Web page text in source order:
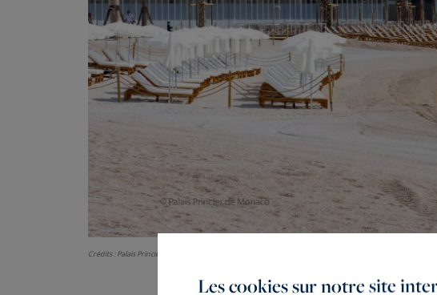
Crédits : Palais Princier de Monaco / Plages du Larvotto
Les cookies sur notre site